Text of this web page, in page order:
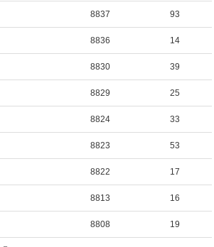
8837 93
8836 14
8830 39
8829 25
8824 33
8823 53
8822 17
8813 16
8808 19